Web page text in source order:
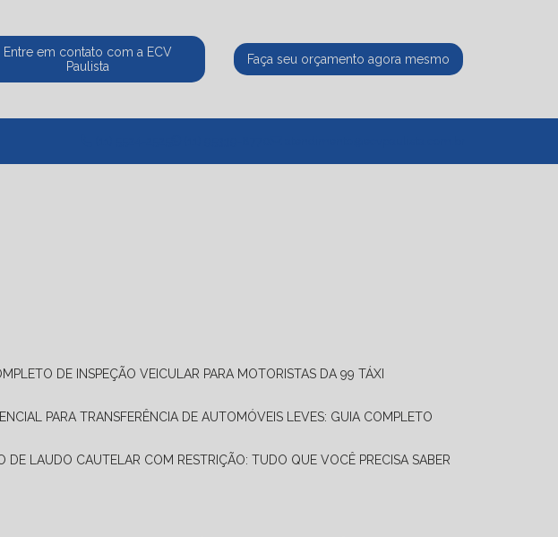
Entre em contato com a ECV
Paulista
Faça seu orçamento agora mesmo
DE INSPEÇÃO VEICULAR PARA MOTORISTAS DA 99 TÁXI
PARA TRANSFERÊNCIA DE AUTOMÓVEIS LEVES: GUIA COMPLETO
DE LAUDO CAUTELAR COM RESTRIÇÃO: TUDO QUE VOCÊ PRECISA SABER